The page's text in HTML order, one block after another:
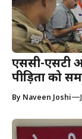
एससी-एसटी
पीड़ितों को
By Naveen Joshi—